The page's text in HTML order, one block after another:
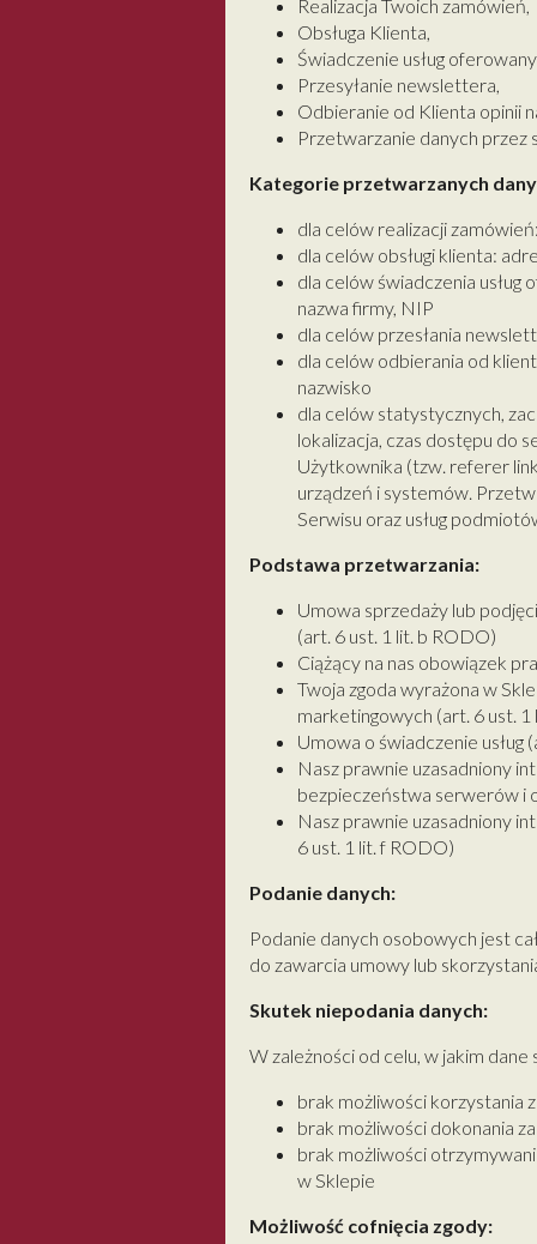
Realizacja Twoich zamówień,
Obsługa Klienta,
Świadczenie usług
Przesyłanie newslettera,
Odbieranie od Klienta opinii
Przetwarzanie danych przez
Kategorie przetwarzanych
dla celów realizacji
dla celów obsługi klienta:
dla celów świadczenia usług
nazwa firmy, NIP
dla celów przesłania
dla celów odbierania od
nazwisko
dla celów statystycznych,
lokalizacja, czas dostępu do
Użytkownika (tzw. referer
urządzeń i systemów.
Serwisu oraz usług
Podstawa przetwarzania:
Umowa sprzedaży lub
(art. 6 ust. 1 lit. b RODO)
Ciążący na nas obowiązek
Twoja zgoda wyrażona w
marketingowych (art. 6 ust. 1
Umowa o świadczenie usług
Nasz prawnie uzasadniony
bezpieczeństwa serwerów i
Nasz prawnie uzasadniony
6 ust. 1 lit. f RODO)
Podanie danych:
Podanie danych osobowych jest
do zawarcia umowy lub
Skutek niepodania danych:
W zależności od celu, w jakim dane
brak możliwości korzystania z
brak możliwości dokonania
brak możliwości
w Sklepie
Możliwość cofnięcia zgody: